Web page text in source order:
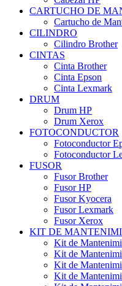
CARTUCHO DE
Cartucho de
CILINDRO
Cilindro Brother
CINTAS
Cinta Brother
Cinta Epson
Cinta Lexmark
DRUM
Drum HP
Drum Xerox
FOTOCONDUCTOR
Fotoconductor
Fotoconductor
FUSOR
Fusor Brother
Fusor HP
Fusor Kyocera
Fusor Lexmark
Fusor Xerox
KIT DE
Kit de
Kit de
Kit de
Kit de